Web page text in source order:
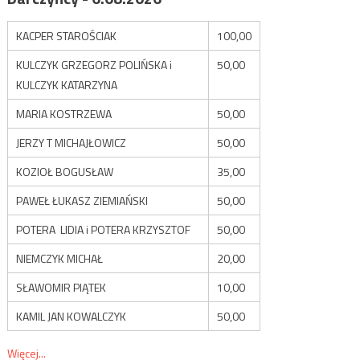
KACPER STAROŚCIAK
100,00
KULCZYK GRZEGORZ POLIŃSKA i
KULCZYK KATARZYNA
50,00
MARIA KOSTRZEWA
50,00
JERZY T MICHAJŁOWICZ
50,00
KOZIOŁ BOGUSŁAW
35,00
PAWEŁ ŁUKASZ ZIEMIAŃSKI
50,00
POTERA LIDIA i POTERA KRZYSZTOF
50,00
NIEMCZYK MICHAŁ
20,00
SŁAWOMIR PIĄTEK
10,00
KAMIL JAN KOWALCZYK
50,00
Więcej...